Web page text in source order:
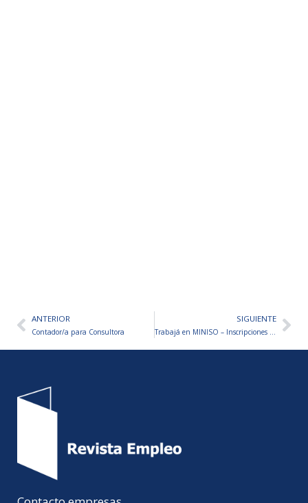
AntANTERIOR
Contador/a para Consultora
SIGUIENTE
Trabajá en MINISO – Inscripciones abiertas